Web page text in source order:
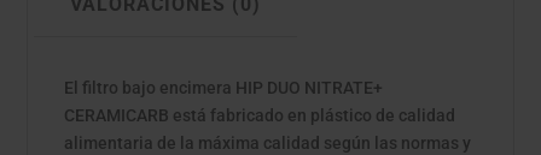
VALORACIONES (0)
El filtro bajo encimera HIP DUO NITRATE+
CERAMICARB está fabricado en plástico de calidad
alimentaria de la máxima calidad según las normas y